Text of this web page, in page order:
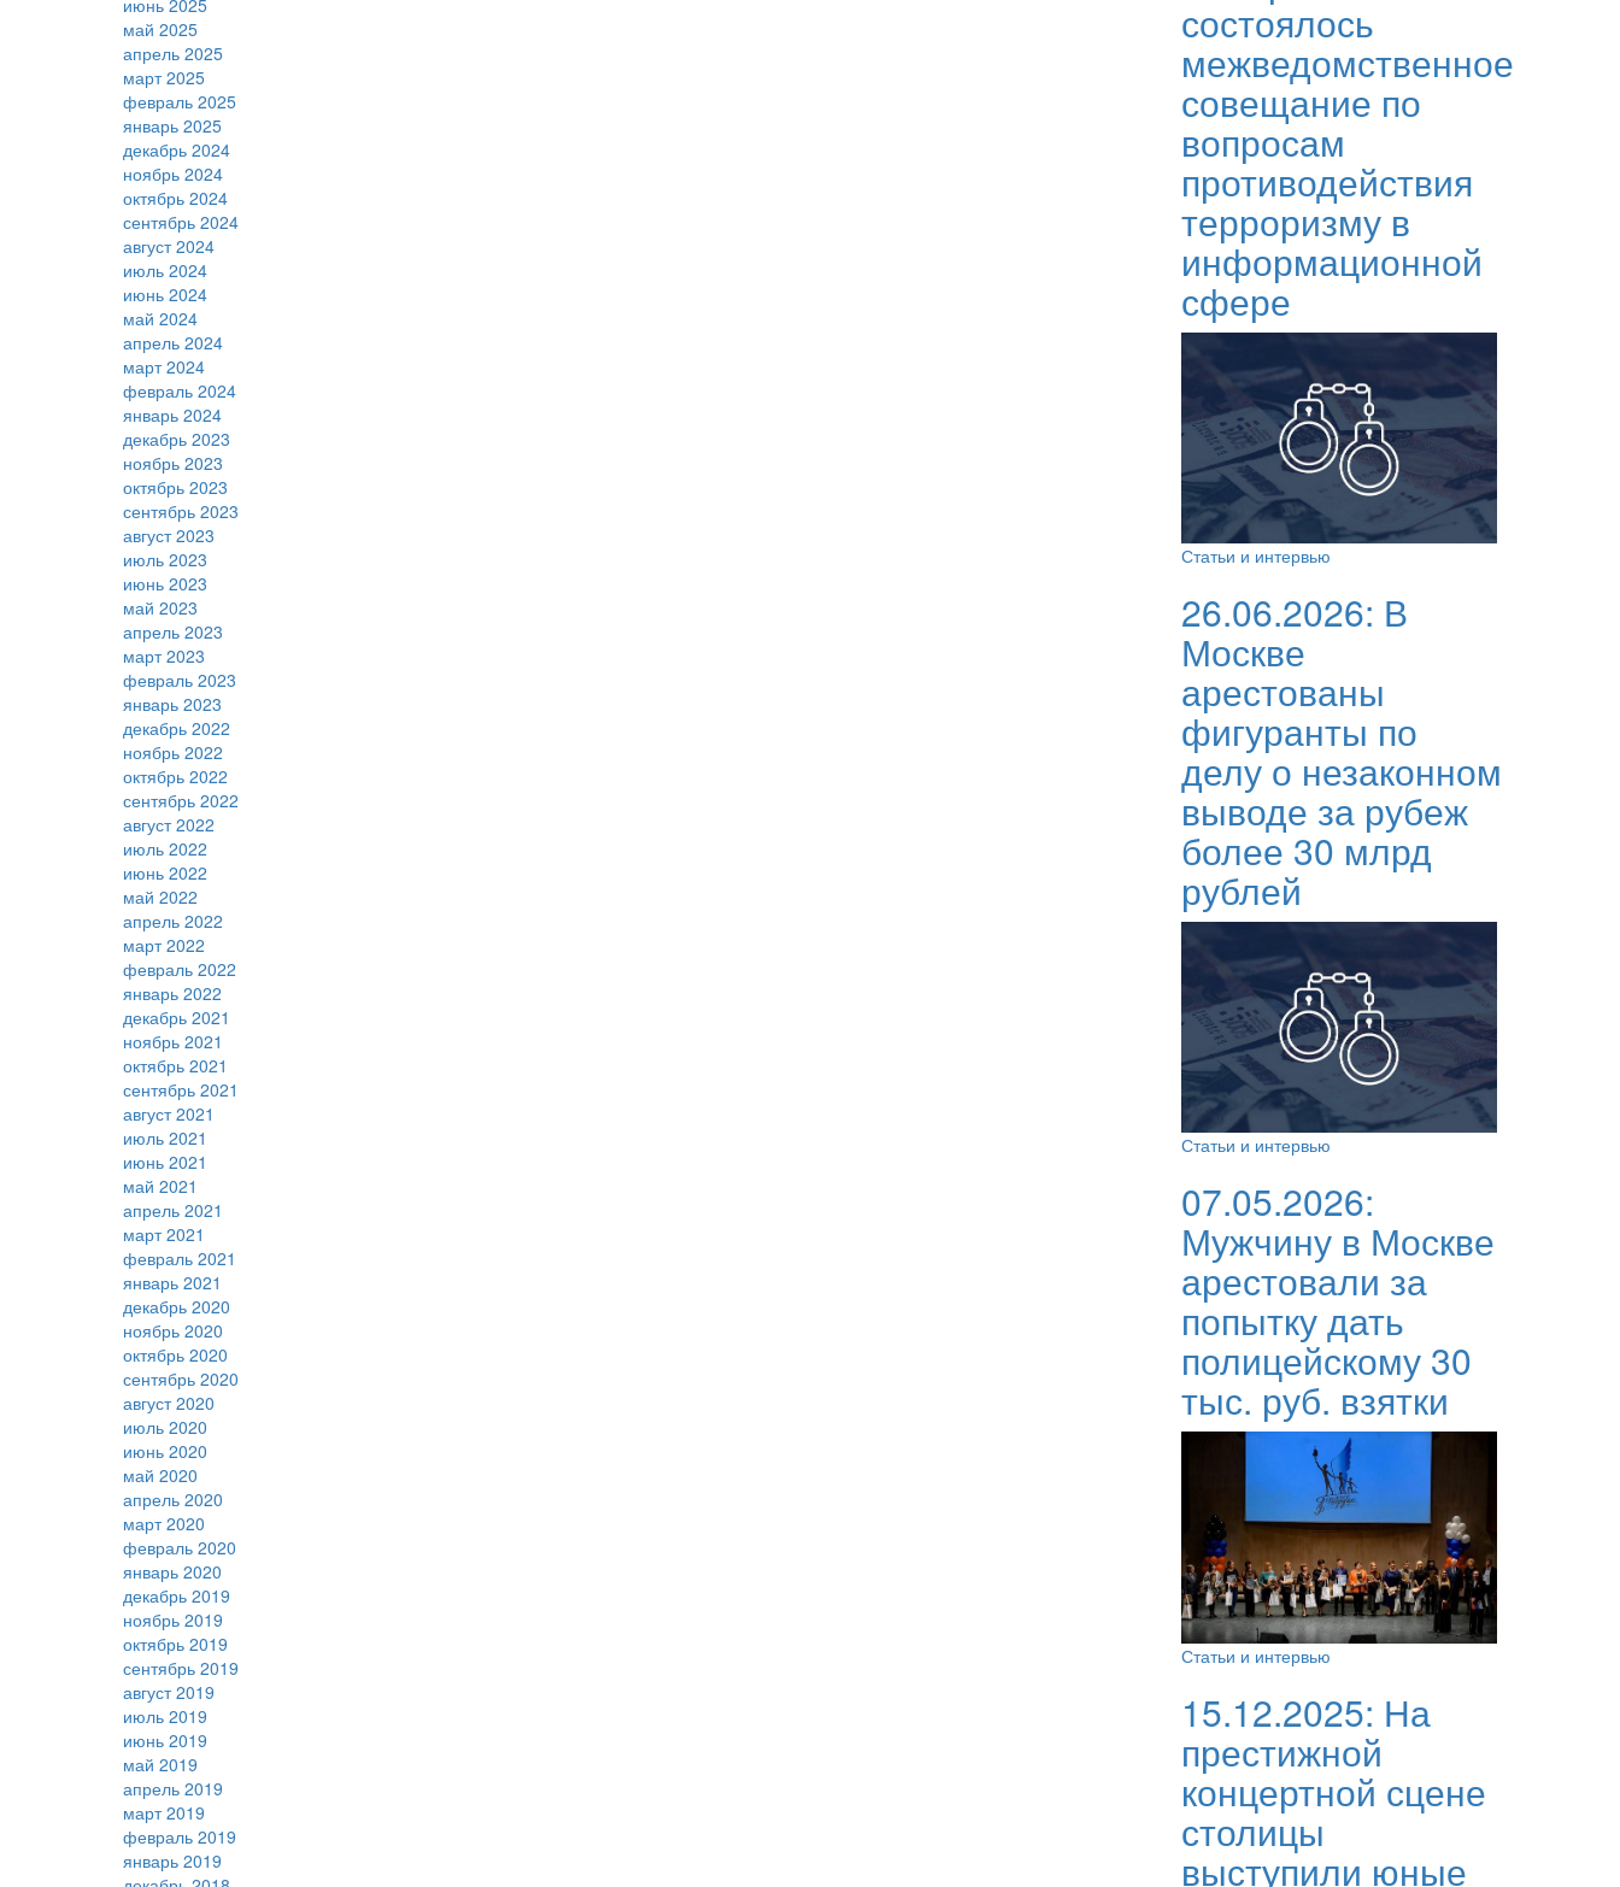
июнь 2025
май 2025
апрель 2025
март 2025
февраль 2025
январь 2025
декабрь 2024
ноябрь 2024
октябрь 2024
сентябрь 2024
август 2024
июль 2024
июнь 2024
май 2024
апрель 2024
март 2024
февраль 2024
январь 2024
декабрь 2023
ноябрь 2023
октябрь 2023
сентябрь 2023
август 2023
июль 2023
июнь 2023
май 2023
апрель 2023
март 2023
февраль 2023
январь 2023
декабрь 2022
ноябрь 2022
октябрь 2022
сентябрь 2022
август 2022
июль 2022
июнь 2022
май 2022
апрель 2022
март 2022
февраль 2022
январь 2022
декабрь 2021
ноябрь 2021
октябрь 2021
сентябрь 2021
август 2021
июль 2021
июнь 2021
май 2021
апрель 2021
март 2021
февраль 2021
январь 2021
декабрь 2020
ноябрь 2020
октябрь 2020
сентябрь 2020
август 2020
июль 2020
июнь 2020
май 2020
апрель 2020
март 2020
февраль 2020
январь 2020
декабрь 2019
ноябрь 2019
октябрь 2019
сентябрь 2019
август 2019
июль 2019
июнь 2019
май 2019
апрель 2019
март 2019
февраль 2019
январь 2019
состоялось
межведомственное
совещание по
вопросам
противодействия
терроризму в
информационной
сфере
Статьи и интервью
26.06.2026: В
Москве
арестованы
фигуранты по
делу о незаконном
выводе за рубеж
более 30 млрд
рублей
Статьи и интервью
07.05.2026:
Мужчину в Москве
арестовали за
попытку дать
полицейскому 30
тыс. руб. взятки
Статьи и интервью
15.12.2025: На
престижной
концертной сцене
столицы
выступили юные